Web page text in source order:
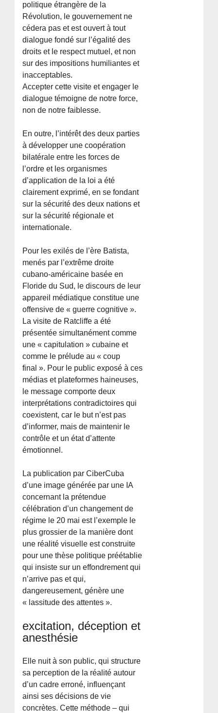
politique étrangère de la
Révolution, le gouvernement ne
cédera pas et est ouvert à tout
dialogue fondé sur l’égalité des
droits et le respect mutuel, et non
sur des impositions humiliantes et
inacceptables.
Accepter cette visite et engager le
dialogue témoigne de notre force,
non de notre faiblesse.
En outre, l’intérêt des deux parties
à développer une coopération
bilatérale entre les forces de
l’ordre et les organismes
d’application de la loi a été
clairement exprimé, en se fondant
sur la sécurité des deux nations et
sur la sécurité régionale et
internationale.
Pour les exilés de l’ère Batista,
menés par l’extrême droite
cubano-américaine basée en
Floride du Sud, le discours de leur
appareil médiatique constitue une
offensive de « guerre cognitive ».
La visite de Ratcliffe a été
présentée simultanément comme
une « capitulation » cubaine et
comme le prélude au « coup
final ». Pour le public exposé à ces
médias et plateformes haineuses,
le message comporte deux
interprétations contradictoires qui
coexistent, car le but n’est pas
d’informer, mais de maintenir le
contrôle et un état d’attente
émotionnel.
La publication par CiberCuba
d’une image générée par une IA
concernant la prétendue
célébration d’un changement de
régime le 20 mai est l’exemple le
plus grossier de la manière dont
une réalité visuelle est construite
pour une thèse politique préétablie
qui insiste sur un effondrement qui
n’arrive pas et qui,
dangereusement, génère une
« lassitude des attentes ».
excitation, déception et
anesthésie
Elle nuit à son public, qui structure
sa perception de la réalité autour
d’un cadre erroné, influençant
ainsi ses décisions de vie
concrètes. Cette méthode – qui